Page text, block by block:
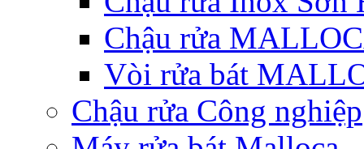
Chậu rửa
Vòi rửa bát
Chậu rửa Công nghiệp